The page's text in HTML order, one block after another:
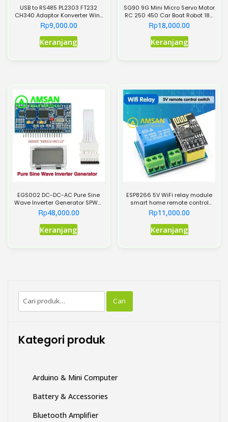
USB to RS485 PL2303 FT232
CH340 Adaptor Konverter Win7
XP Linux Mac OS
Rp9,000.00
KeranjangProduk
ini
dapat
diambil
di
halaman
produk
SG90 9G Mini Micro Servo Motor
RC 250 450 Car Boat Robot 180
360
Rp18,000.00
KeranjangProduk
varian.
Pilihan
ini
dapat
diambil
di
halaman
EGS002 DC-DC-AC Pure Sine
Wave Inverter Generator SPWM
Module Driver
Rp48,000.00
KeranjangProduk
dapat
di
ESP8266 5V WiFi relay module
smart home remote control
switch ESP-01S
Rp11,000.00
KeranjangProduk
Pencarian
untuk:
Cari
Kategori produk
Arduino & Mini Computer
Battery & Accessories
Bluetooth Amplifier